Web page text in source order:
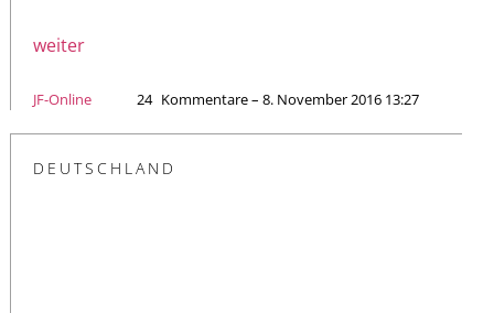
weiter
JF-Online 24 Kommentare – 8. November 2016 13:27
DEUTSCHLAND